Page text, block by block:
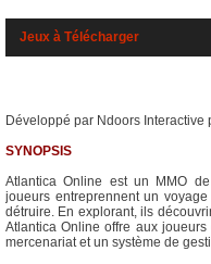
Jeux à Télécharger
Développé par Ndoors Interactive
SYNOPSIS
Atlantica Online est un MMO
joueurs entreprennent un
détruire. En explorant, ils
Atlantica Online offre aux
mercenariat et un système de